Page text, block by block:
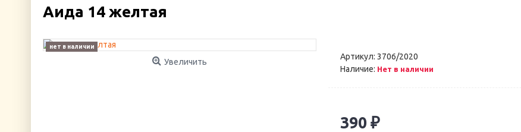
Аида 14 желтая
нет в наличии
Увеличить
Артикул: 3706/2020
Наличие: Нет в наличии
390 ₽